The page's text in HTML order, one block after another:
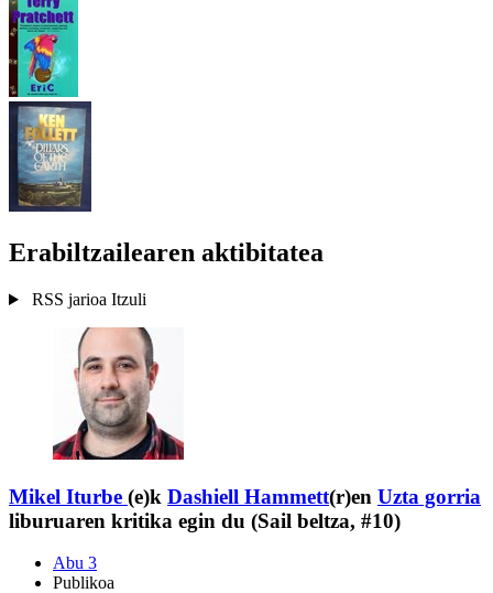
Erabiltzailearen aktibitatea
RSS jarioa Itzuli
Mikel Iturbe (e)k Dashiell Hammett(r)en Uzta gorria
liburuaren kritika egin du (Sail beltza, #10)
Abu 3
Publikoa